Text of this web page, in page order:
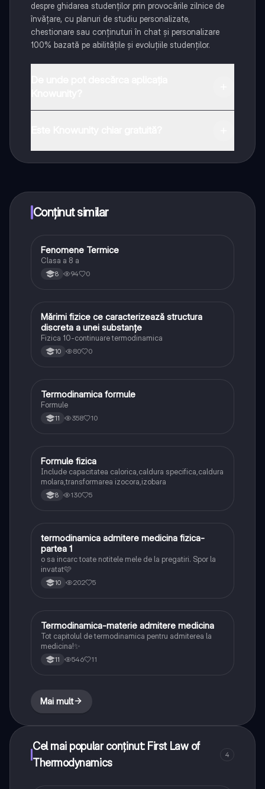
despre ghidarea studenților prin provocările zilnice de
învățare, cu planuri de studiu personalizate,
chestionare sau conținuturi în chat și personalizare
100% bazată pe abilitățile și evoluțiile studenților.
Conținut similar
Fizică
Fenomene Termice
Clasa a 8 a
8 94 0
Fizică
Mărimi fizice ce caracterizează structura
discreta a unei substanțe
Fizica 10-continuare termodinamica
10 80 0
Fizică
Termodinamica formule
Formule
11 358 10
Fizică
Formule fizica
Include capacitatea calorica,caldura specifica,caldura
molara,transformarea izocora,izobara
8 130 5
Fizică
termodinamica admitere medicina fizica-
partea 1
o sa incarc toate notitele mele de la pregatiri. Spor la
invatat🩷
10 202 5
Fizică
Termodinamica-materie admitere medicina
Tot capitolul de termodinamica pentru admiterea la
medicina!✨
11 546 11
Mai mult
Cel mai popular conținut: First Law of
Thermodynamics
4